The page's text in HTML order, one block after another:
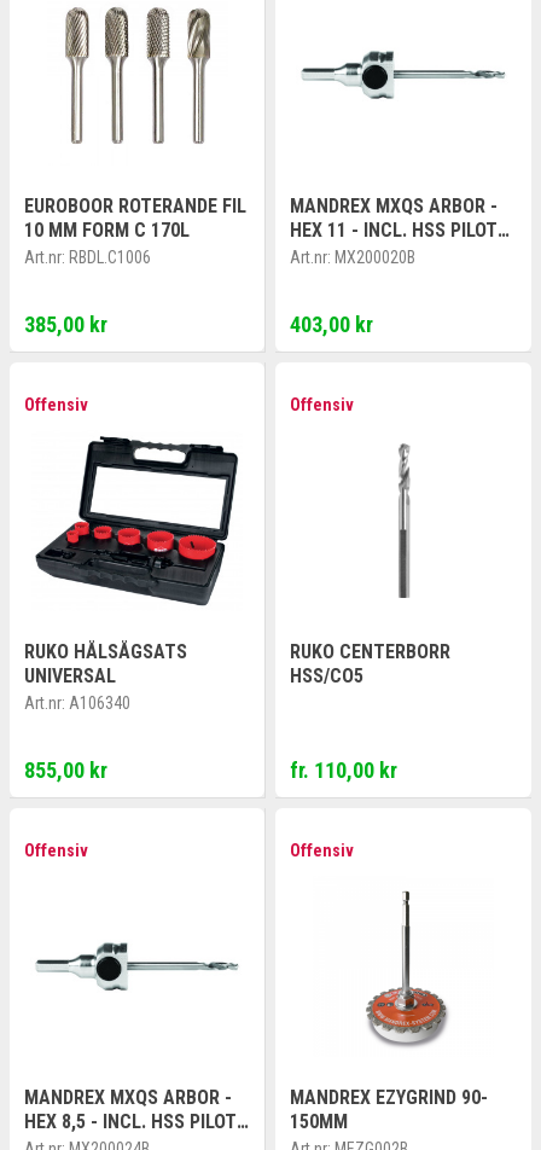
EUROBOOR ROTERANDE FIL
10 MM FORM C 170L
Art.nr: RBDL.C1006
385,00 kr
MANDREX MXQS ARBOR -
HEX 11 - INCL. HSS PILOT
DRILL
Art.nr: MX200020B
403,00 kr
Offensiv
RUKO HÅLSÅGSATS
UNIVERSAL
Art.nr: A106340
855,00 kr
Offensiv
RUKO CENTERBORR
HSS/CO5
fr. 110,00 kr
Offensiv
MANDREX MXQS ARBOR -
HEX 8,5 - INCL. HSS PILOT
Offensiv
MANDREX EZYGRIND 90-
150MM